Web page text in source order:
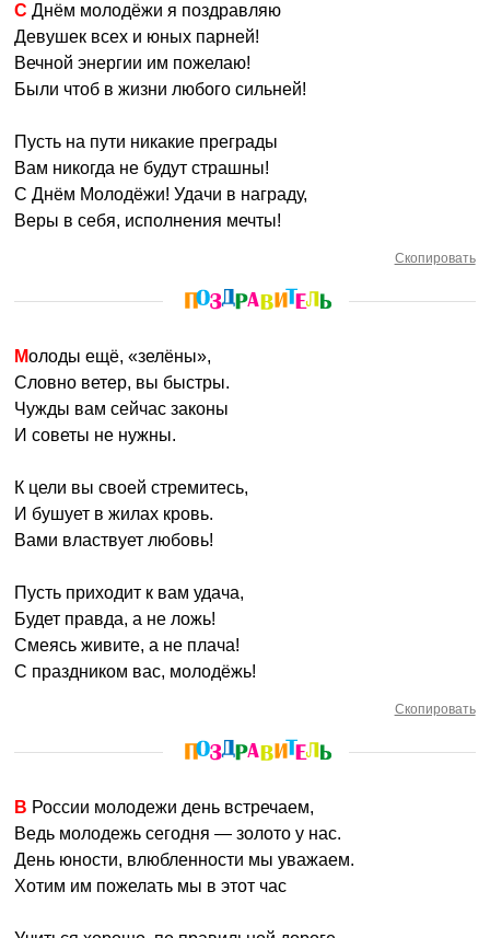
С Днём молодёжи я поздравляю
Девушек всех и юных парней!
Вечной энергии им пожелаю!
Были чтоб в жизни любого сильней!
Пусть на пути никакие преграды
Вам никогда не будут страшны!
С Днём Молодёжи! Удачи в награду,
Веры в себя, исполнения мечты!
Скопировать
Молоды ещё, «зелёны»,
Словно ветер, вы быстры.
Чужды вам сейчас законы
И советы не нужны.
К цели вы своей стремитесь,
И бушует в жилах кровь.
Вами властвует любовь!
Пусть приходит к вам удача,
Будет правда, а не ложь!
Смеясь живите, а не плача!
С праздником вас, молодёжь!
Скопировать
В России молодежи день встречаем,
Ведь молодежь сегодня — золото у нас.
День юности, влюбленности мы уважаем.
Хотим им пожелать мы в этот час